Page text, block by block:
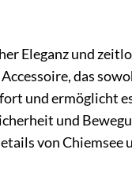
Eleganz und
das
und ermöglicht
und
von